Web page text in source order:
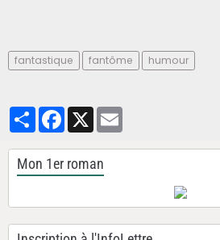
fantastique fantôme humour
PartagerFacebook
X
Mon 1er roman